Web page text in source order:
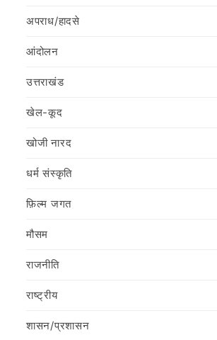
अपराध/हादसे
आंदोलन
उत्तराखंड
खेल-कूद
खोजी नारद
धर्म संस्कृति
फ़िल्‍म जगत
मौसम
राजनीति
राष्ट्रीय
शासन/प्रशासन